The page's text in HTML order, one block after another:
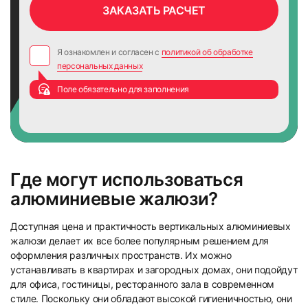
Я ознакомлен и согласен с политикой об обработке
персональных данных
Поле обязательно для заполнения
Где могут использоваться
алюминиевые жалюзи?
Доступная цена и практичность вертикальных алюминиевых
жалюзи делает их все более популярным решением для
оформления различных пространств. Их можно
устанавливать в квартирах и загородных домах, они подойдут
для офиса, гостиницы, ресторанного зала в современном
стиле. Поскольку они обладают высокой гигиеничностью, они